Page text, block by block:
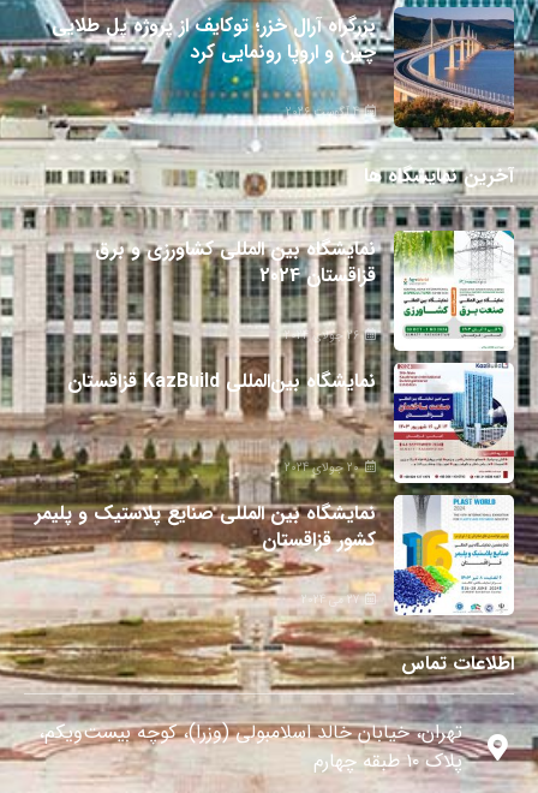
بزرگراه آرال خزر؛ توکایف از پروژه پل طلایی
چین و اروپا رونمایی کرد
4 آگوست 2026
آخرین نمایشگاه ها
نمایشگاه بین المللی کشاورزی و برق
قزاقستان 2024
26 جولای 2024
نمایشگاه بین‌المللی KazBuild قزاقستان
20 جولای 2024
نمایشگاه بین المللی صنایع پلاستیک و پلیمر
کشور قزاقستان
27 می 2024
اطلاعات تماس
تهران، خیابان خالد اسلامبولی (وزرا)، کوچه بیست‌ویکم،
پلاک ۱۰ طبقه چهارم